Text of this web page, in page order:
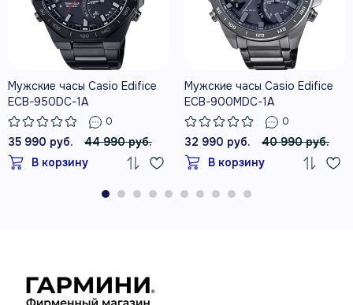
Мужские часы Casio Edifice
ECB-950DC-1A
0
35 990 руб.
44 990 руб.
В корзину
Мужские часы Casio Edifice
ECB-900MDC-1A
0
32 990 руб.
40 990 руб.
В корзину